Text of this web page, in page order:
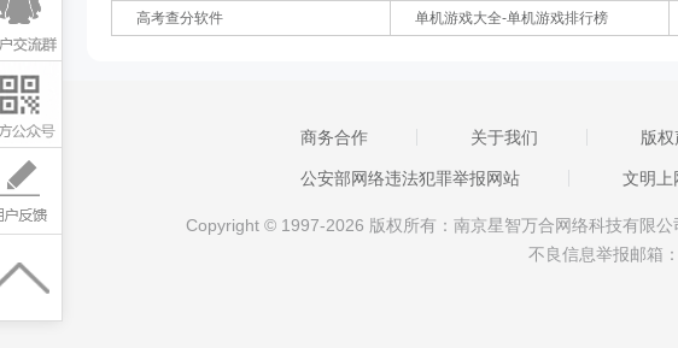
高考查分软件 单机游戏大全-单机游戏排行榜
商务合作 关于我们 版权
公安部网络违法犯罪举报网站 文明上
Copyright © 1997-2026 版权所有：南京星智万合网络科技有限公
不良信息举报邮箱：